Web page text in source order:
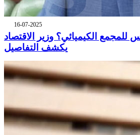
16-07-2025
للمجمع الكيميائي؟ وزير الاقتصاد
يكشف التفاصيل